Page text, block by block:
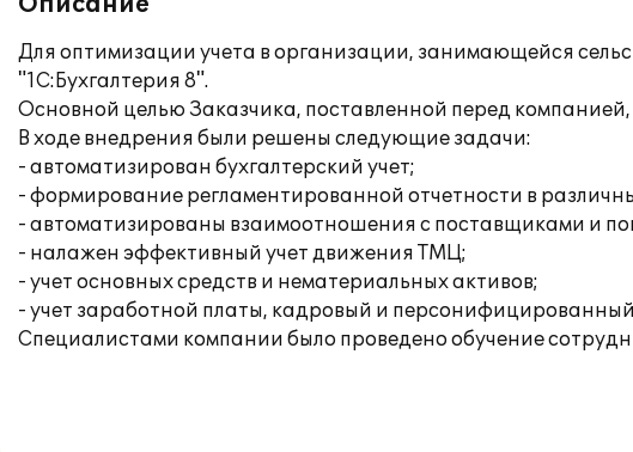
Для оптимизации учета в организации, занимающейся
"1С:Бухгалтерия 8".
Основной целью Заказчика, поставленной перед
В ходе внедрения были решены следующие задачи:
- автоматизирован бухгалтерский учет;
- формирование регламентированной отчетности в
- автоматизированы взаимоотношения с поставщиками и
- налажен эффективный учет движения ТМЦ;
- учет основных средств и нематериальных активов;
- учет заработной платы, кадровый и персонифицированный
Специалистами компании было проведено обучение